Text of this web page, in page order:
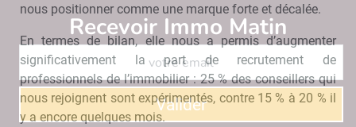
nous positionner comme une marque forte et décalée.
En termes de bilan, elle nous a permis d’augmenter
significativement la part de recrutement de
professionnels de l’immobilier : 25 % des conseillers qui
nous rejoignent sont expérimentés, contre 15 % à 20 % il
y a encore quelques mois.
Recevoir Immo Matin
Valider